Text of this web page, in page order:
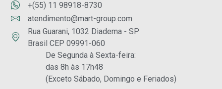
+(55) 11 98918-8730
atendimento@mart-group.com
Rua Guarani, 1032 Diadema - SP
Brasil CEP 09991-060
De Segunda à Sexta-feira:
das 8h às 17h48
(Exceto Sábado, Domingo e Feriados)